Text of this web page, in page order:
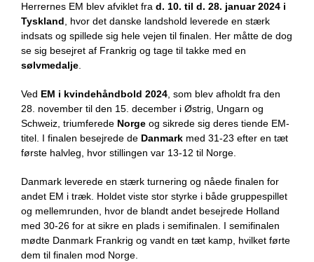
Herrernes EM blev afviklet fra d. 10. til d. 28. januar 2024 i
Tyskland , hvor det danske landshold leverede en stærk
indsats og spillede sig hele vejen til finalen. Her måtte de dog
se sig besejret af Frankrig og tage til takke med en
sølvmedalje.
Ved EM i kvindehåndbold 2024, som blev afholdt fra den
28. november til den 15. december i Østrig, Ungarn og
Schweiz, triumferede Norgeog sikrede sig deres tiende EM-
titel. I finalen besejrede de Danmarkmed 31-23 efter en tæt
første halvleg, hvor stillingen var 13-12 til Norge.
Danmark leverede en stærk turnering og nåede finalen for
andet EM i træk. Holdet viste stor styrke i både gruppespillet
og mellemrunden, hvor de blandt andet besejrede Holland
med 30-26 for at sikre en plads i semifinalen.
I semifinalen
mødte Danmark Frankrig og vandt en tæt kamp, hvilket førte
dem til finalen mod Norge.